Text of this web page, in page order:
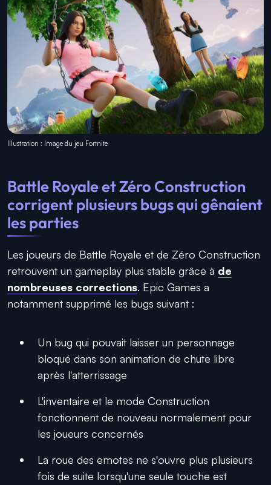
Illustration : lmage du jeu Fortnite
Battle Royale et Zéro Construction
corrigent plusieurs bugs qui gênaient
les parties
Les joueurs de Battle Royale et de Zéro Construction
retrouvent un gameplay plus stable grâce à de
nombreuses corrections. Epic Games a
notamment supprimé les bugs suivant :
Un bug qui pouvait laisser un personnage
bloqué dans son animation de chute libre
après l'atterrissage
L'inventaire et le mode Construction
fonctionnent de nouveau normalement pour
les joueurs concernés
La roue des emotes ne s'ouvre plus plusieurs
fois de suite lorsqu'une seule touche est